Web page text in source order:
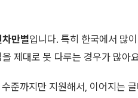
만별입니다. 특히 한국에서 많
제대로 못 다루는 경우가 많아
준까지만 지원해서, 이어지는 글